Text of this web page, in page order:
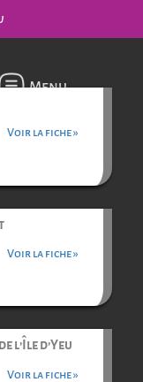
Menu
Voir la fiche »
Voir la fiche »
l’Île d’Yeu
Voir la fiche »